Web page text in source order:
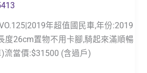
年超值國民車,年份:2019
度26cm置物不用卡腳,騎起來滿順暢
)流當價:$31500 (含過戶)